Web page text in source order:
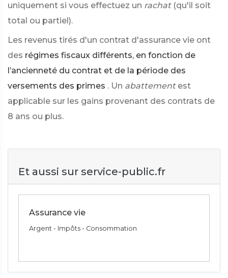
uniquement si vous effectuez un rachat (qu'il soit
total ou partiel).
Les revenus tirés d'un contrat d'assurance vie ont
des régimes fiscaux différents, en fonction de
l’ancienneté du contrat et de la période des
versements des primes . Un abattement est
applicable sur les gains provenant des contrats de
8 ans ou plus.
Et aussi sur service-public.fr
Assurance vie
Argent - Impôts - Consommation